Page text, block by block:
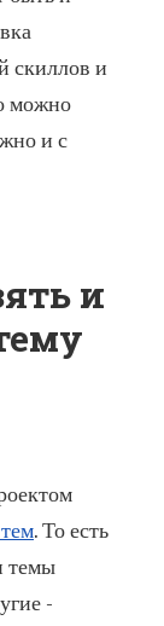
скиллов и
можно
и с
и
. То есть
темы
-